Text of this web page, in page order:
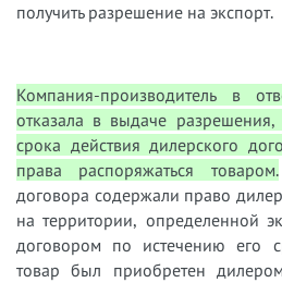
получить разрешение на экспорт.
Компания-производитель в
отказала в выдаче
срока действия дилерского
права распоряжаться товаром.
договора содержали право
на территории, определенной
договором по истечению его
товар был приобретен